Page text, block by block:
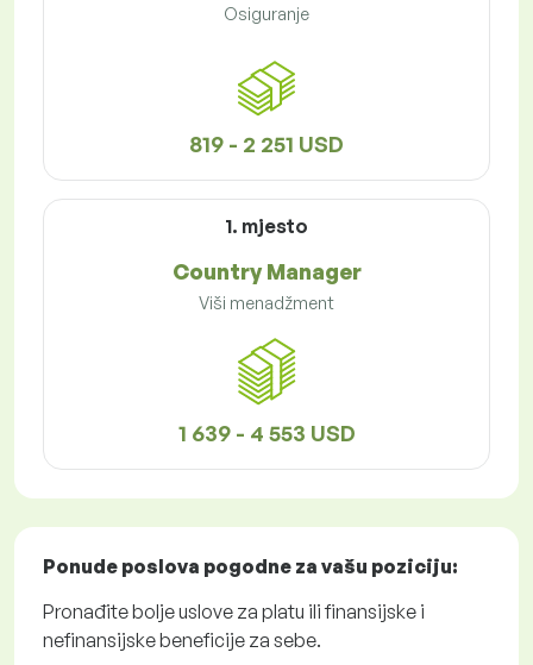
Osiguranje
819 - 2 251 USD
1. mjesto
Country Manager
Viši menadžment
1 639 - 4 553 USD
Ponude poslova pogodne za vašu poziciju:
Pronađite bolje uslove za platu ili finansijske i
nefinansijske beneficije za sebe.